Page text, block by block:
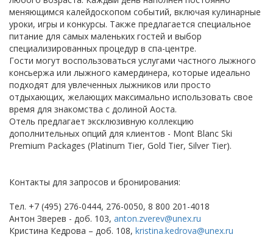
меняющимся калейдоскопом событий, включая кулинарные
уроки, игры и конкурсы. Также предлагается специальное
питание для самых маленьких гостей и выбор
специализированных процедур в спа-центре.
Гости могут воспользоваться услугами частного лыжного
консьержа или лыжного камердинера, которые идеально
подходят для увлеченных лыжников или просто
отдыхающих, желающих максимально использовать свое
время для знакомства с долиной Аоста.
Отель предлагает эксклюзивную коллекцию
дополнительных опций для клиентов - Mont Blanc Ski
Premium Packages (Platinum Tier, Gold Tier, Silver Tier).
Контакты для запросов и бронирования:
Тел. +7 (495) 276-0444, 276-0050, 8 800 201-4018
Антон Зверев - доб. 103, anton.zverev@unex.ru
Кристина Кедрова – доб. 108, kristina.kedrova@unex.ru